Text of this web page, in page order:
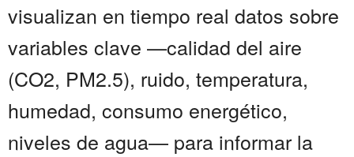
visualizan en tiempo real datos sobre
variables clave —calidad del aire
(CO2, PM2.5), ruido, temperatura,
humedad, consumo energético,
niveles de agua— para informar la